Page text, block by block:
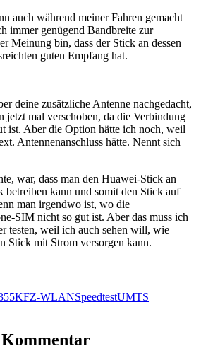
auch während meiner Fahren gemacht
immer genügend Bandbreite zur
Meinung bin, dass der Stick an dessen
guten Empfang hat.
deine zusätzliche Antenne nachgedacht,
jetzt mal verschoben, da die Verbindung
ist. Aber die Option hätte ich noch, weil
Antennenanschluss hätte. Nennt sich
war, dass man den Huawei-Stick an
betreiben kann und somit den Stick auf
man irgendwo ist, wo die
SIM nicht so gut ist. Aber das muss ich
testen, weil ich auch sehen will, wie
Stick mit Strom versorgen kann.
KFZ-WLANSpeedtestUMTS
Kommentar